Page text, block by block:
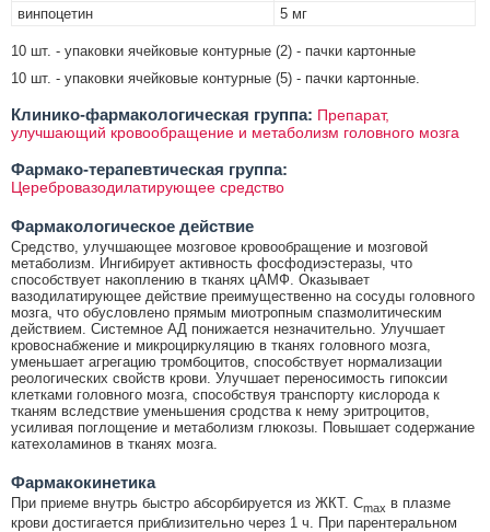
винпоцетин
5 мг
10 шт. - упаковки ячейковые контурные (2) - пачки картонные
10 шт. - упаковки ячейковые контурные (5) - пачки картонные.
Клинико-фармакологическая группа: Препарат,
улучшающий кровообращение и метаболизм головного мозга
Фармако-терапевтическая группа:
Церебровазодилатирующее средство
Фармакологическое действие
Средство, улучшающее мозговое кровообращение и мозговой
метаболизм. Ингибирует активность фосфодиэстеразы, что
способствует накоплению в тканях цАМФ. Оказывает
вазодилатирующее действие преимущественно на сосуды головного
мозга, что обусловлено прямым миотропным спазмолитическим
действием. Системное АД понижается незначительно. Улучшает
кровоснабжение и микроциркуляцию в тканях головного мозга,
уменьшает агрегацию тромбоцитов, способствует нормализации
реологических свойств крови. Улучшает переносимость гипоксии
клетками головного мозга, способствуя транспорту кислорода к
тканям вследствие уменьшения сродства к нему эритроцитов,
усиливая поглощение и метаболизм глюкозы. Повышает содержание
катехоламинов в тканях мозга.
Фармакокинетика
При приеме внутрь быстро абсорбируется из ЖКТ. Cmax в плазме
крови достигается приблизительно через 1 ч. При парентеральном